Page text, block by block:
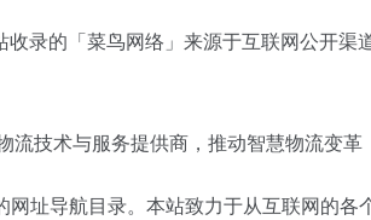
录的「菜鸟网络」来源于互联网公开
流技术与服务提供商，推动智慧物流变革
址导航目录。本站致力于从互联网的